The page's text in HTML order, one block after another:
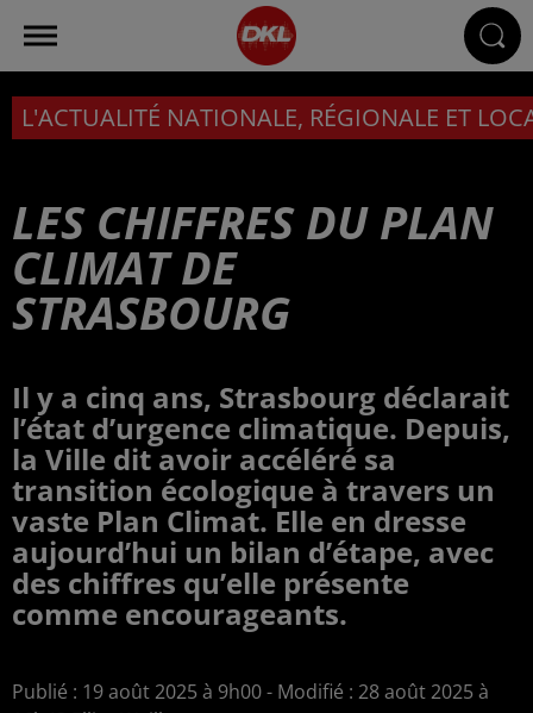
L'ACTUALITÉ NATIONALE, RÉGIONALE ET
LES CHIFFRES DU PLAN
CLIMAT DE
STRASBOURG
Il y a cinq ans, Strasbourg déclarait
l’état d’urgence climatique. Depuis,
la Ville dit avoir accéléré sa
transition écologique à travers un
vaste Plan Climat. Elle en dresse
aujourd’hui un bilan d’étape, avec
des chiffres qu’elle présente
comme encourageants.
Publié : 19 août 2025 à 9h00 - Modifié : 28 août 2025 à